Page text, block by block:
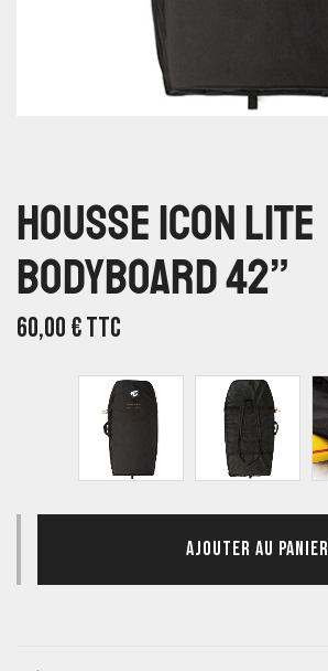
Housse Icon Lite
Bodyboard 42”
60,00€TTC
AJOUTER AU PANIER